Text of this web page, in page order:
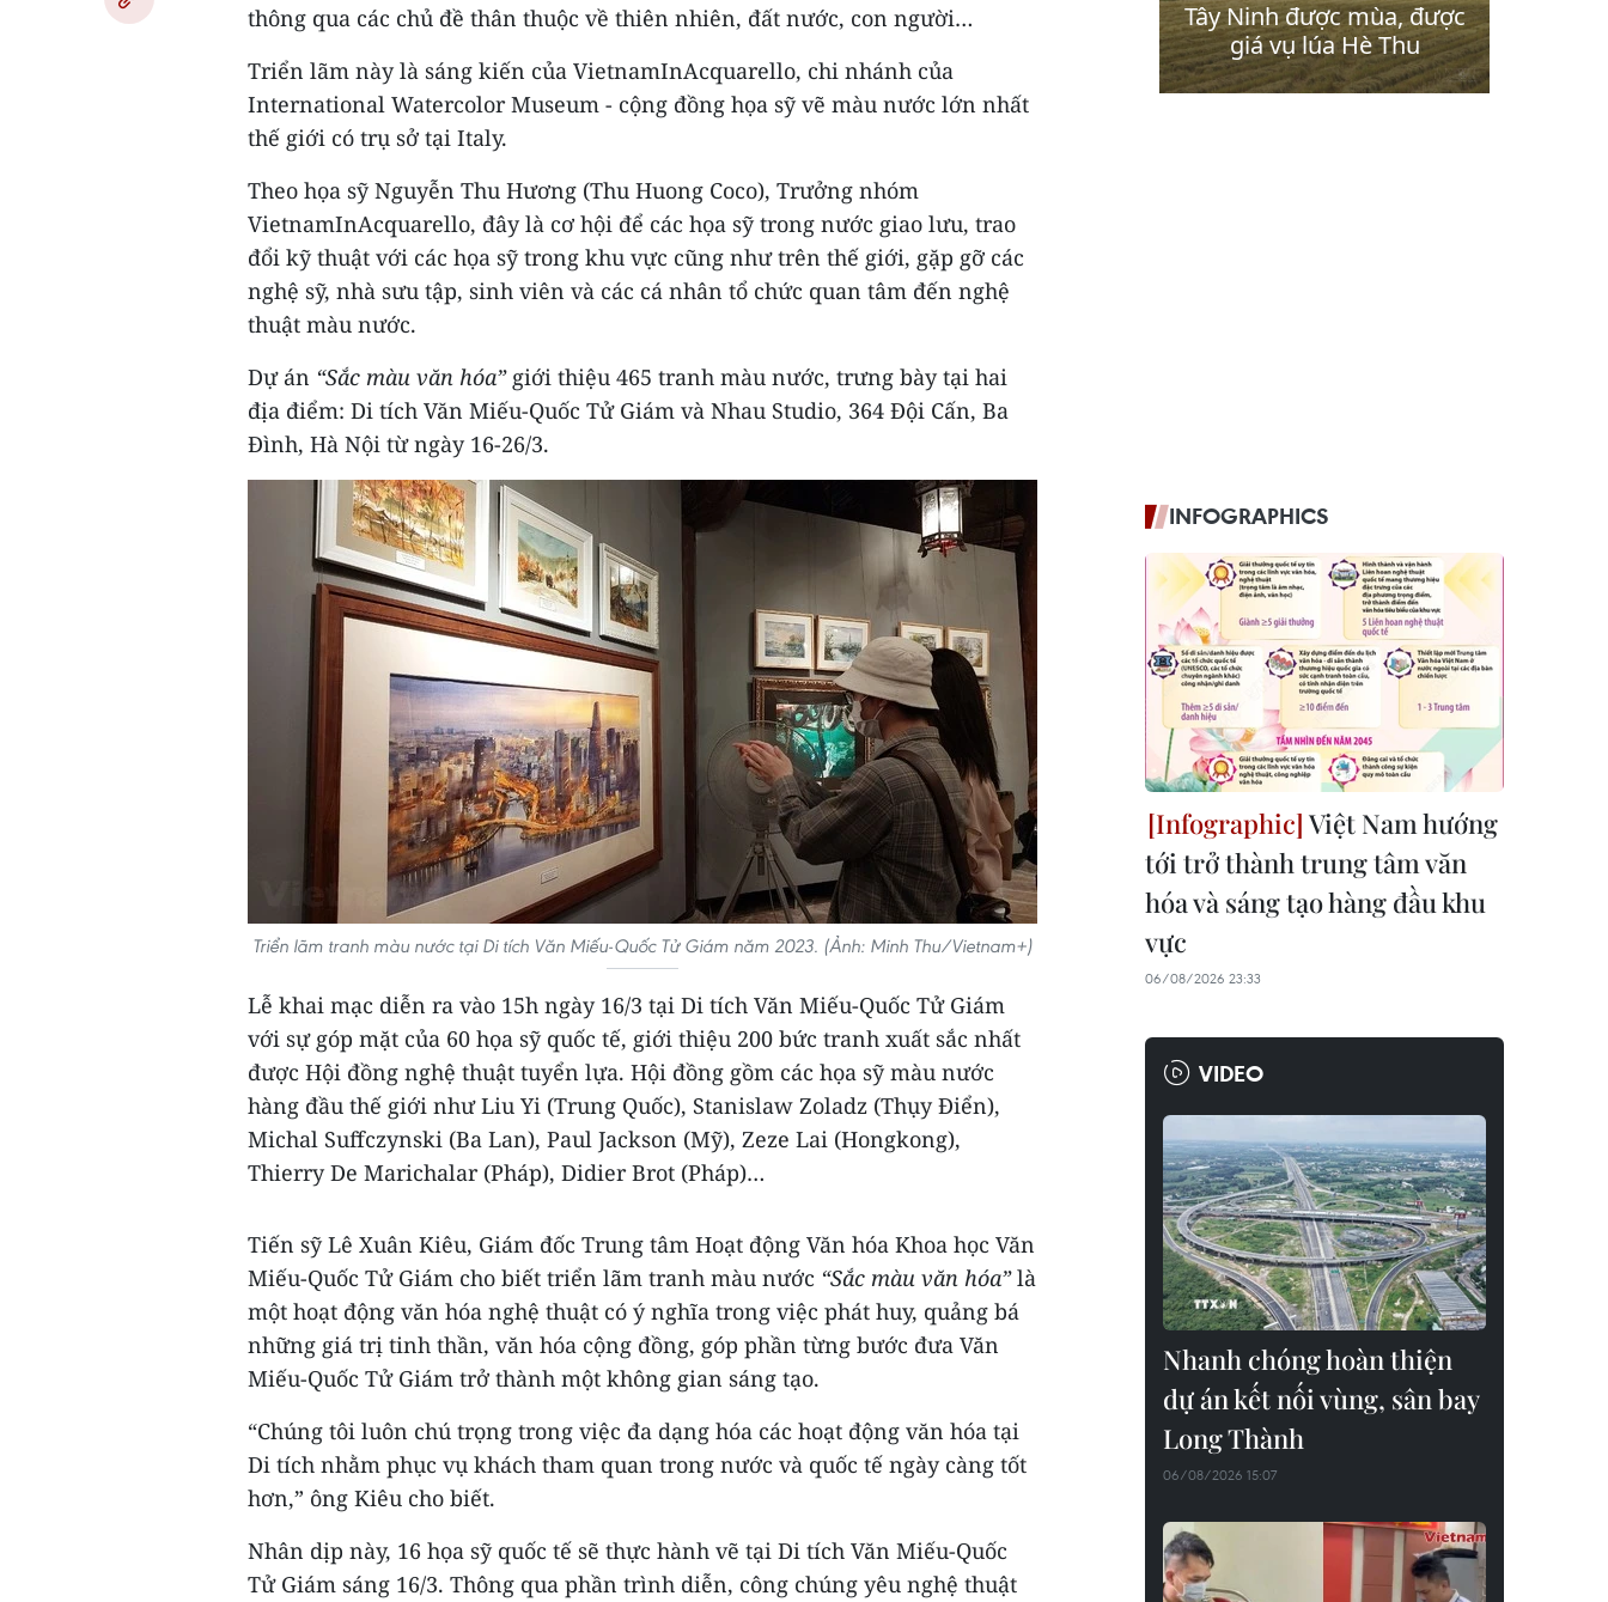
thông qua các chủ đề thân thuộc về thiên nhiên, đất nước, con người…
Triển lãm này là sáng kiến của VietnamInAcquarello, chi nhánh của
International Watercolor Museum - cộng đồng họa sỹ vẽ màu nước lớn nhất
thế giới có trụ sở tại Italy.
Theo họa sỹ Nguyễn Thu Hương (Thu Huong Coco), Trưởng nhóm
VietnamInAcquarello, đây là cơ hội để các họa sỹ trong nước giao lưu, trao
đổi kỹ thuật với các họa sỹ trong khu vực cũng như trên thế giới, gặp gỡ các
nghệ sỹ, nhà sưu tập, sinh viên và các cá nhân tổ chức quan tâm đến nghệ
thuật màu nước.
Dự án “Sắc màu văn hóa” giới thiệu 465 tranh màu nước, trưng bày tại hai
địa điểm: Di tích Văn Miếu-Quốc Tử Giám và Nhau Studio, 364 Đội Cấn, Ba
Đình, Hà Nội từ ngày 16-26/3.
Triển lãm tranh màu nước tại Di tích Văn Miếu-Quốc Tử Giám năm 2023. (Ảnh: Minh Thu/Vietnam+)
Lễ khai mạc diễn ra vào 15h ngày 16/3 tại Di tích Văn Miếu-Quốc Tử Giám
với sự góp mặt của 60 họa sỹ quốc tế, giới thiệu 200 bức tranh xuất sắc nhất
được Hội đồng nghệ thuật tuyển lựa. Hội đồng gồm các họa sỹ màu nước
hàng đầu thế giới như Liu Yi (Trung Quốc), Stanislaw Zoladz (Thụy Điển),
Michal Suffczynski (Ba Lan), Paul Jackson (Mỹ), Zeze Lai (Hongkong),
Thierry De Marichalar (Pháp), Didier Brot (Pháp)…
Tiến sỹ Lê Xuân Kiêu, Giám đốc Trung tâm Hoạt động Văn hóa Khoa học Văn
Miếu-Quốc Tử Giám cho biết triển lãm tranh màu nước “Sắc màu văn hóa”là
một hoạt động văn hóa nghệ thuật có ý nghĩa trong việc phát huy, quảng bá
những giá trị tinh thần, văn hóa cộng đồng, góp phần từng bước đưa Văn
Miếu-Quốc Tử Giám trở thành một không gian sáng tạo.
“Chúng tôi luôn chú trọng trong việc đa dạng hóa các hoạt động văn hóa tại
Di tích nhằm phục vụ khách tham quan trong nước và quốc tế ngày càng tốt
hơn,” ông Kiêu cho biết.
Nhân dịp này, 16 họa sỹ quốc tế sẽ thực hành vẽ tại Di tích Văn Miếu-Quốc
Tử Giám sáng 16/3. Thông qua phần trình diễn, công chúng yêu nghệ thuật
INFOGRAPHICS
Việt Nam hướng
tới trở thành trung tâm văn
hóa và sáng tạo hàng đầu khu
vực
06/08/2026 23:33
VIDEO
Nhanh chóng hoàn thiện
dự án kết nối vùng, sân bay
Long Thành
06/08/2026 15:07